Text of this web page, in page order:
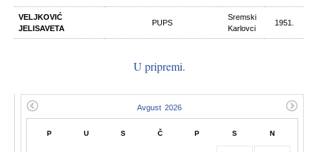
VELJKOVIĆ
JELISAVETA
PUPS
Sremski
Karlovci
1951.
U pripremi.
P U S Č P S N